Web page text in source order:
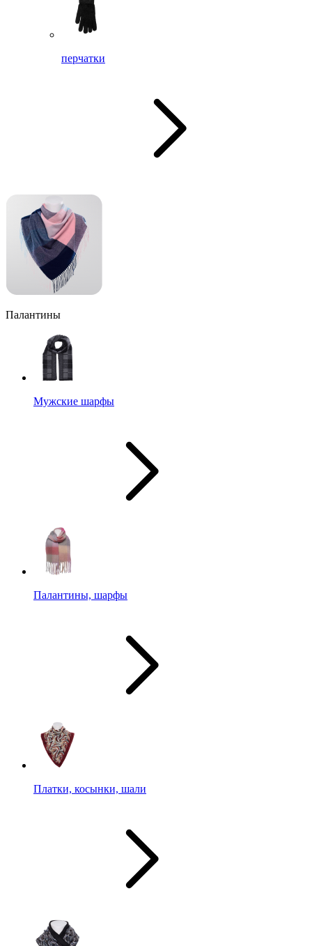
перчатки
Палантины
Мужские шарфы
Палантины, шарфы
Платки, косынки, шали